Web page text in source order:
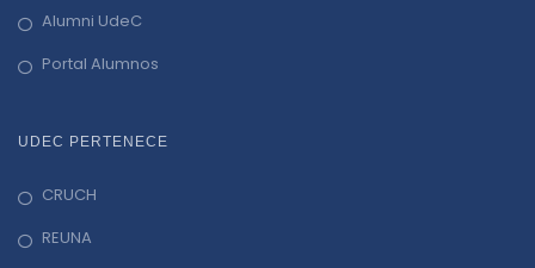
Alumni UdeC
Portal Alumnos
UDEC PERTENECE
CRUCH
REUNA